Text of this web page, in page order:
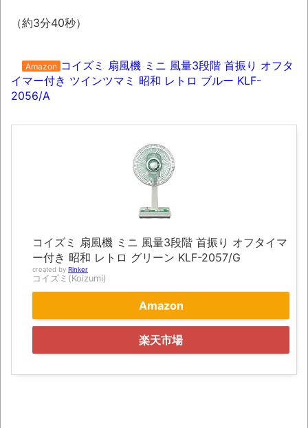
霊師』人妻霊の服が消えるバグが発生「丸裸に
アプデ済み。ほか、8月09日の新着CGまとめ
まっぷたつに…日本レトロゲーム協会がゲー
うでもいいじゃないですか
8月26日にリメイク完結編「FF7リベレーシ
ョン」の新映像が公開！欧州gamescom 2026
凡庸な悪
お前らの身体の悩み教えてくれ
「アメリカのヤンキーがアジア人にケンカ
を売った結果ｗｗｗ」 ほか
【読書感想】山野辺太郎『いつか深い穴に
落ちるまで』
映画ちいかわ観に行ったので感想を書きま
（約3分40秒）
Amazon コイズミ 扇風機 ミニ 風量3段階 首振り オフタ
イマー付き ツインツマミ 昭和 レトロ ブルー KLF-
2056/A
コイズミ 扇風機 ミニ 風量3段階 首振り オフタイマ
ー付き 昭和 レトロ グリーン KLF-2057/G
created by Rinker
コイズミ(Koizumi)
Amazon
楽天市場